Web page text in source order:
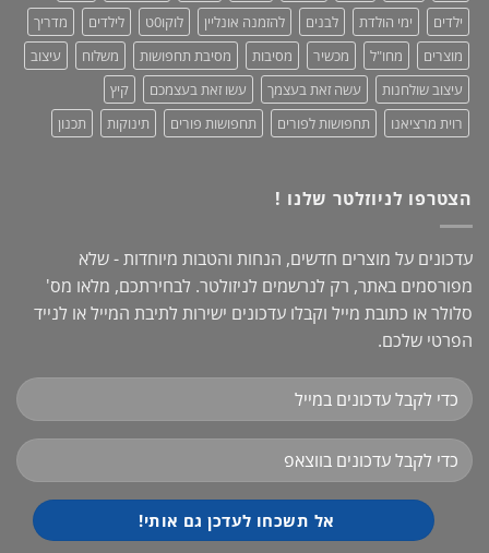
ילדים
ימי הולדת לבנים להזמנה אונליין לוקו0ט לילדים
מדריך
מוצרים
מחו"ל מכשיר מסיבות מסיבת תחפושות משלוח
עיצוב
עיצוב שולחנות
עשה זאת בעצמך עשו זאת בעצמכם
קיץ
רוית מרציאנו
תחפושות לפורים תחפושות פורים תינוקות תכנון
הצטרפו לניוזלטר שלנו !
עדכונים על מוצרים חדשים, הנחות והטבות מיוחדות - שלא
מפורסמים באתר, רק לנרשמים לניזולטר. לבחירתכם, מלאו מס'
סלולר או כתובת מייל וקבלו עדכונים ישירות לתיבת המייל או לנייד
הפרטי שלכם.